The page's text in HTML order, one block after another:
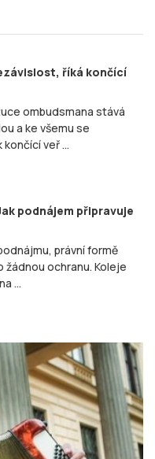
říká končící
ombudsmana stává
a ke všemu se
veř ...
podnájem připravuje
právní formě
ochranu. Koleje
...